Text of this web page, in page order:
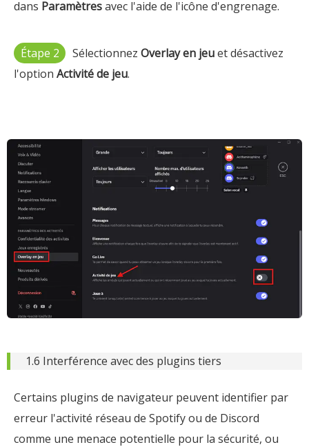
dans Paramètresavec l'aide de l'icône d'engrenage.
Étape 2 Sélectionnez Overlay en jeuet désactivez
l'option Activité de jeu.
1.6 Interférence avec des plugins tiers
Certains plugins de navigateur peuvent identifier par
erreur l'activité réseau de Spotify ou de Discord
comme une menace potentielle pour la sécurité, ou